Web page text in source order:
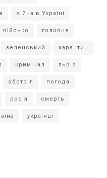
війна в Україні
військо головне
зеленський карантин
кримінал львів
обстріл погода
росія смерть
українці